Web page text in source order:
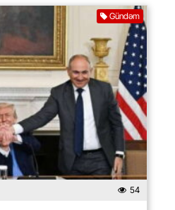
Gündəm
54